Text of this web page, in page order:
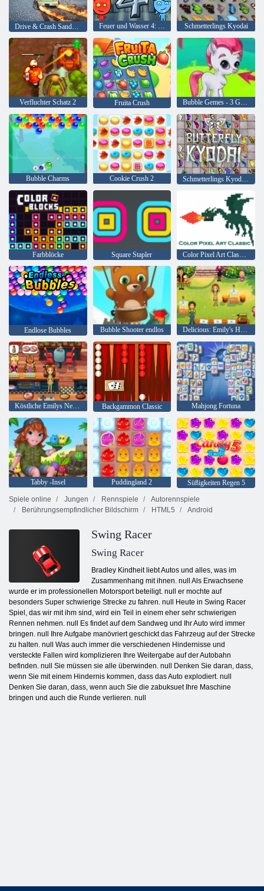
Drive & Crash Sandbox Feuer und Wasser 4: Kristalltempel Schmetterlings Kyodai
Verfluchter Schatz 2 Fruita Crush Bubble Gemes - 3 Gewinnt
Bubble Charms Cookie Crush 2 Schmetterlings Kyodai HD
Farbblöcke Square Stapler
Endlose Bubbles Bubble Shooter endlos Delicious: Emily's Home, Sweet Home
Köstliche Emilys New Beginning Backgammon Classic Mahjong Fortuna
Tabby -Insel Puddingland 2
Süßigkeiten Regen 5
Spiele online
Jungen Rennspiele
Autorennspiele
Berührungsempfindlicher Bildschirm
HTML5 Android
Swing Racer
Swing Racer
Bradley Kindheit liebt Autos und alles, was im
Zusammenhang mit ihnen. null Als Erwachsene
wurde er im professionellen Motorsport beteiligt. null er mochte auf
besonders Super schwierige Strecke zu fahren. null Heute in Swing Racer
Spiel, das wir mit ihm sind, wird ein Teil in einem eher sehr schwierigen
Rennen nehmen. null Es findet auf dem Sandweg und Ihr Auto wird immer
bringen. null Ihre Aufgabe manövriert geschickt das Fahrzeug auf der Strecke
zu halten. null Was auch immer die verschiedenen Hindernisse und
versteckte Fallen wird komplizieren Ihre Weitergabe auf der Autobahn
befinden. null Sie müssen sie alle überwinden. null Denken Sie daran, dass,
wenn Sie mit einem Hindernis kommen, dass das Auto explodiert. null
Denken Sie daran, dass, wenn auch Sie die zabuksuet Ihre Maschine
bringen und auch die Runde verlieren. null